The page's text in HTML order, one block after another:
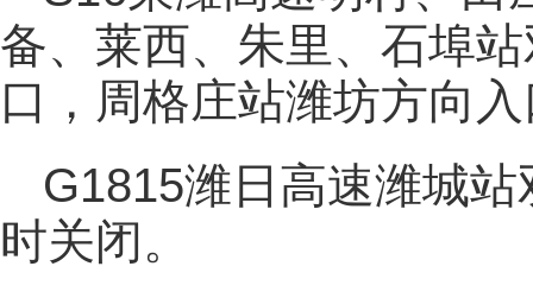
备、莱西、朱里、石埠
口，周格庄站潍坊方向
G1815潍日高速潍城
时关闭。